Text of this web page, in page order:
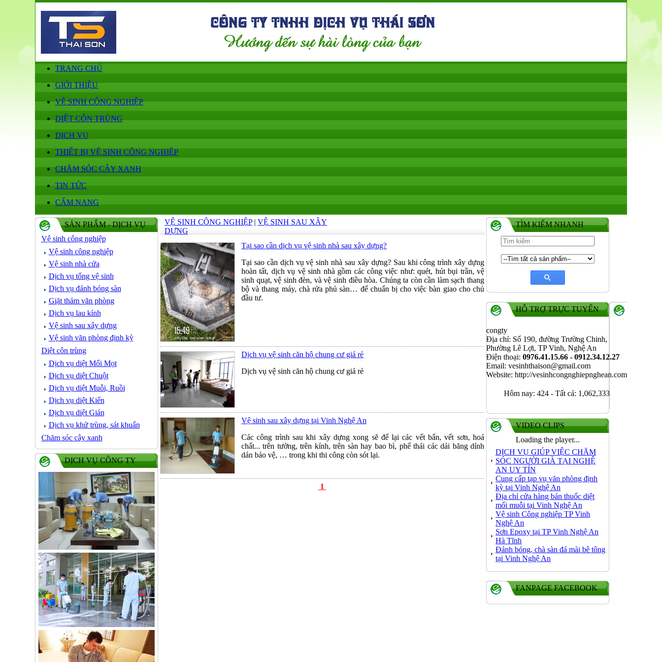
TRANG CHỦ
GIỚI THIỆU
VỆ SINH CÔNG NGHIỆP
DIỆT CÔN TRÙNG
DỊCH VỤ
THIẾT BỊ VỆ SINH CÔNG NGHIỆP
CHĂM SÓC CÂY XANH
TIN TỨC
CẨM NANG
SẢN PHẨM - DỊCH VỤ
Vệ sinh công nghiệp
Vệ sinh công nghiệp
Vệ sinh nhà cửa
Dịch vụ tổng vệ sinh
Dịch vụ đánh bóng sàn
Giặt thảm văn phòng
Dịch vụ lau kính
Vệ sinh sau xây dựng
Vệ sinh văn phòng định kỳ
Diệt côn trùng
Dịch vụ diệt Mối Mọt
Dịch vụ diệt Chuột
Dịch vụ diệt Muỗi, Ruồi
Dịch vụ diệt Kiến
Dịch vụ diệt Gián
Dịch vụ khử trùng, sát khuẩn
Chăm sóc cây xanh
DỊCH VỤ CÔNG TY
VỆ SINH CÔNG NGHIỆP| VỆ SINH SAU XÂY
DỰNG
Tại sao cần dịch vụ vệ sinh nhà sau xây dựng?
Tại sao cần dịch vụ vệ sinh nhà sau xây dựng? Sau khi công trình xây dựng
hoàn tất, dịch vụ vệ sinh nhà gồm các công việc như: quét, hút bụi trần, vệ
sinh quạt, vệ sinh đèn, và vệ sinh điều hòa. Chúng ta còn cần làm sạch thang
bộ và thang máy, chà rửa phủ sàn… để chuẩn bị cho việc bàn giao cho chủ
đầu tư.
Dịch vụ vệ sinh căn hộ chung cư giá rẻ
Dịch vụ vệ sinh căn hộ chung cư giá rẻ
Vệ sinh sau xây dựng tại Vinh Nghệ An
Các công trình sau khi xây dựng xong sẽ để lại các vết bẩn, vết sơn, hoá
chất... trên tường, trên kính, trên sàn hay bao bì, phế thải các dải băng dính
dán bảo vệ, … trong khi thi công còn sót lại.
1
TÌM KIẾM NHANH
HỖ TRỢ TRỰC TUYẾN
congty
Địa chỉ: Số 190, đường Trường Chinh,
Phường Lê Lợi, TP Vinh, Nghệ An
Điện thoại: 0976.41.15.66 - 0912.34.12.27
Email: vesinhthaison@gmail.com
Website: http://vesinhcongnghiepnghean.com
Hôm nay: 424- Tất cả: 1,062,333
VIDEO CLIPS
Loading the player...
DỊCH VỤ GIÚP VIỆC CHĂM
SÓC NGƯỜI GIÀ TẠI NGHỆ
AN UY TÍN
Cung cấp tạp vụ văn phòng định
kỳ tại Vinh Nghệ An
Địa chỉ cửa hàng bán thuốc diệt
mối muỗi tại Vinh Nghệ An
Vệ sinh Công nghiệp TP Vinh
Nghệ An
Sơn Epoxy tại TP Vinh Nghệ An
Hà Tĩnh
Đánh bóng, chà sàn đá mài bê tông
tại Vinh Nghệ An
FANPAGE FACEBOOK